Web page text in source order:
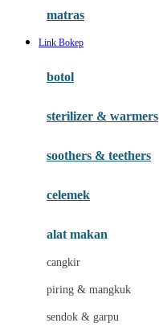
Hauck
Havaianas
Hybrid
I
Inlacta DHA
Ivenet
matras
Link Bokep
botol
sterilizer & warmers
soothers & teethers
celemek
alat makan
cangkir
piring & mangkuk
sendok & garpu